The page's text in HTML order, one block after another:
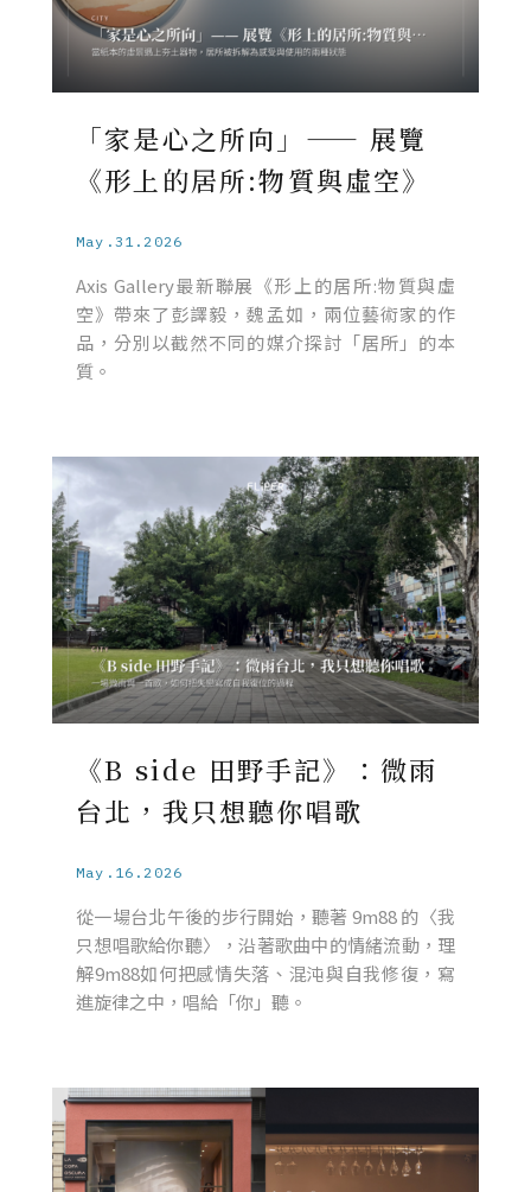
「家是心之所向」—— 展覽
《形上的居所:物質與虛空》
May.31.2026
Axis Gallery最新聯展《形上的居所:物質與虛
空》帶來了彭譯毅，魏孟如，兩位藝術家的作
品，分別以截然不同的媒介探討「居所」的本
質。
《B side 田野手記》：微雨
台北，我只想聽你唱歌
May.16.2026
從一場台北午後的步行開始，聽著 9m88 的〈我
只想唱歌給你聽〉，沿著歌曲中的情緒流動，理
解9m88如何把感情失落、混沌與自我修復，寫
進旋律之中，唱給「你」聽。